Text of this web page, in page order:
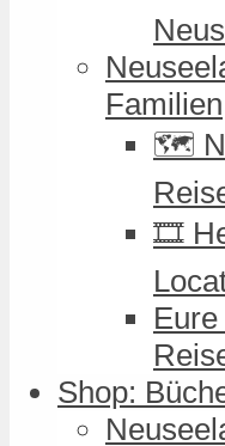
Familien
🗺️
🎞️
Shop: